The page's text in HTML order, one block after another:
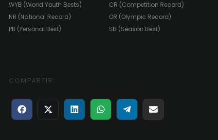
WYB (World Youth Bests)
CR (Competition Record)
NR (National Record)
OR (Olympic Record)
PB (Personal Best)
SB (Season Best)
COMPARTIR:
Compartir
en
Compartir
en
Compartir
en
Compartir
en
Compartir
en
Compartir
en